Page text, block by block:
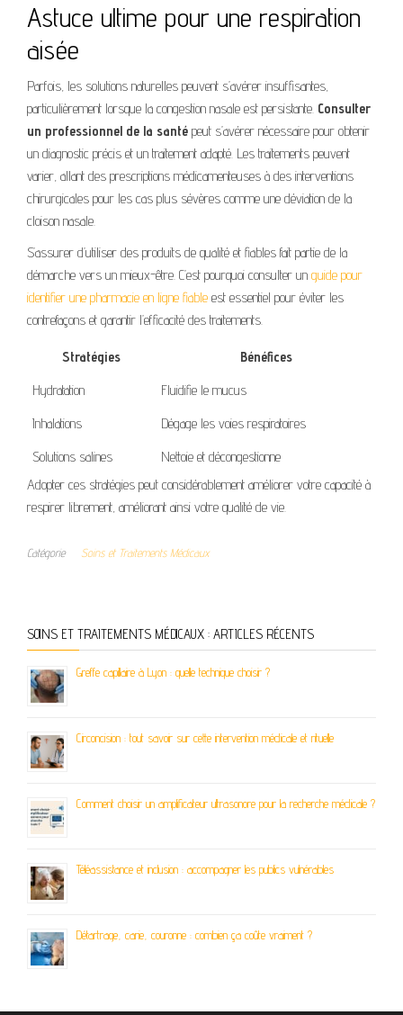
Astuce ultime pour une respiration
aisée
Parfois, les solutions naturelles peuvent s’avérer insuffisantes,
particulièrement lorsque la congestion nasale est persistante. Consulter
un professionnel de la santé peut s’avérer nécessaire pour obtenir
un diagnostic précis et un traitement adapté. Les traitements peuvent
varier, allant des prescriptions médicamenteuses à des interventions
chirurgicales pour les cas plus sévères comme une déviation de la
cloison nasale.
S’assurer d’utiliser des produits de qualité et fiables fait partie de la
démarche vers un mieux-être. C’est pourquoi consulter un guide pour
identifier une pharmacie en ligne fiable est essentiel pour éviter les
contrefaçons et garantir l’efficacité des traitements.
Stratégies
Bénéfices
Hydratation
Fluidifie le mucus
Inhalations
Dégage les voies respiratoires
Solutions salines
Nettoie et décongestionne
Adopter ces stratégies peut considérablement améliorer votre capacité à
respirer librement, améliorant ainsi votre qualité de vie.
Catégorie Soins et Traitements Médicaux
SOINS ET TRAITEMENTS MÉDICAUX : ARTICLES RÉCENTS
Greffe capillaire à Lyon : quelle technique choisir ?
Circoncision : tout savoir sur cette intervention médicale et rituelle
Comment choisir un amplificateur ultrasonore pour la recherche médicale ?
Téléassistance et inclusion : accompagner les publics vulnérables
Détartrage, carie, couronne : combien ça coûte vraiment ?